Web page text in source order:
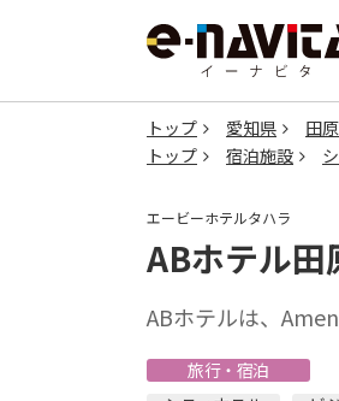
トップ 愛知県 田
トップ
宿泊施設
エービーホテルタハラ
ABホテル田
ABホテルは、
旅行・宿泊